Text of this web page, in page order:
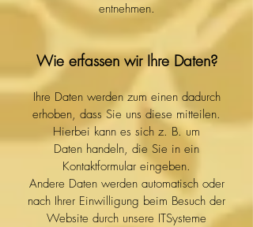
entnehmen.
Wie erfassen wir Ihre Daten?
Ihre Daten werden zum einen dadurch
erhoben, dass Sie uns diese mitteilen.
Hierbei kann es sich z. B. um
Daten handeln, die Sie in ein
Kontaktformular eingeben.
Andere Daten werden automatisch oder
nach Ihrer Einwilligung beim Besuch der
Website durch unsere ITSysteme